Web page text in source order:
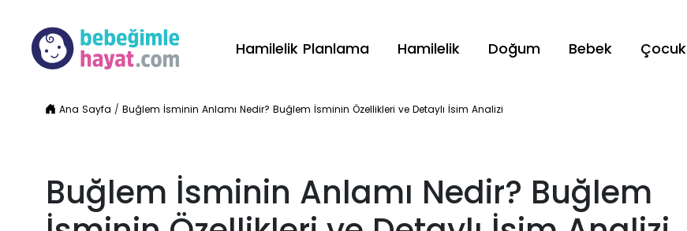
Hamilelik Planlama Hamilelik Doğum Bebek Çocuk
Ana Sayfa /Buğlem İsminin Anlamı Nedir? Buğlem İsminin Özellikleri ve Detaylı İsim Analizi
Buğlem İsminin Anlamı Nedir? Buğlem